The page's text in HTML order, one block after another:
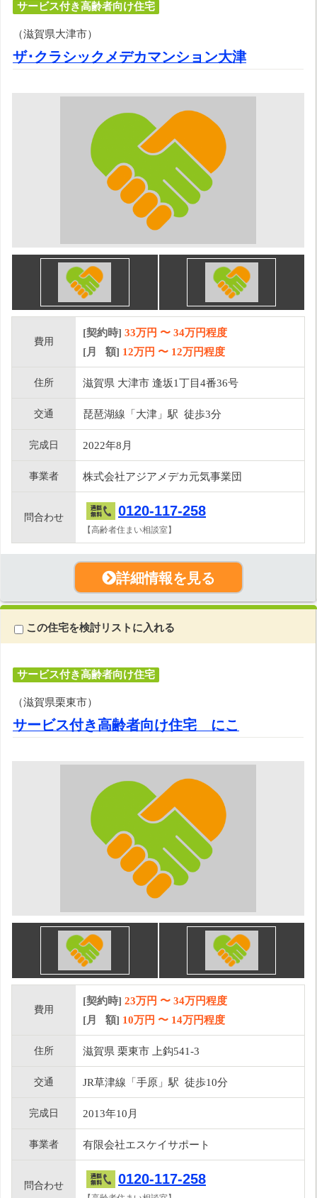
サービス付き高齢者向け住宅
（滋賀県大津市）
ザ･クラシックメデカマンション大津
費用
[契約時] 33万円 〜 34万円程度
[月 額] 12万円 〜 12万円程度
住所 滋賀県 大津市 逢坂1丁目4番36号
交通 琵琶湖線「大津」駅 徒歩3分
完成日 2022年8月
事業者 株式会社アジアメデカ元気事業団
問合わせ 0120-117-258
【高齢者住まい相談室】
詳細情報を見る
この住宅を検討リストに入れる
サービス付き高齢者向け住宅
（滋賀県栗東市）
サービス付き高齢者向け住宅 にこ
費用
[契約時] 23万円 〜 34万円程度
[月 額] 10万円 〜 14万円程度
住所 滋賀県 栗東市 上鈎541-3
交通 JR草津線「手原」駅 徒歩10分
完成日 2013年10月
事業者 有限会社エスケイサポート
問合わせ 0120-117-258